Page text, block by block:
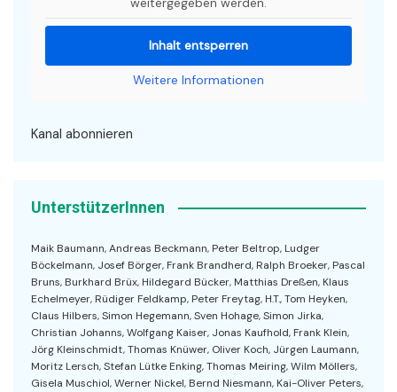
Inhalt entsperren
Weitere Informationen
Kanal abonnieren
UnterstützerInnen
Maik Baumann, Andreas Beckmann, Peter Beltrop, Ludger
Böckelmann, Josef Börger, Frank Brandherd, Ralph Broeker, Pascal
Bruns, Burkhard Brüx, Hildegard Bücker, Matthias Dreßen, Klaus
Echelmeyer, Rüdiger Feldkamp, Peter Freytag, H.T., Tom Heyken,
Claus Hilbers, Simon Hegemann, Sven Hohage, Simon Jirka,
Christian Johanns, Wolfgang Kaiser, Jonas Kaufhold, Frank Klein,
Jörg Kleinschmidt, Thomas Knüwer, Oliver Koch, Jürgen Laumann,
Moritz Lersch, Stefan Lütke Enking, Thomas Meiring, Wilm Möllers,
Gisela Muschiol, Werner Nickel, Bernd Niesmann, Kai-Oliver Peters,